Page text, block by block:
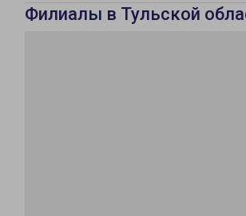
Филиалы в Тульской